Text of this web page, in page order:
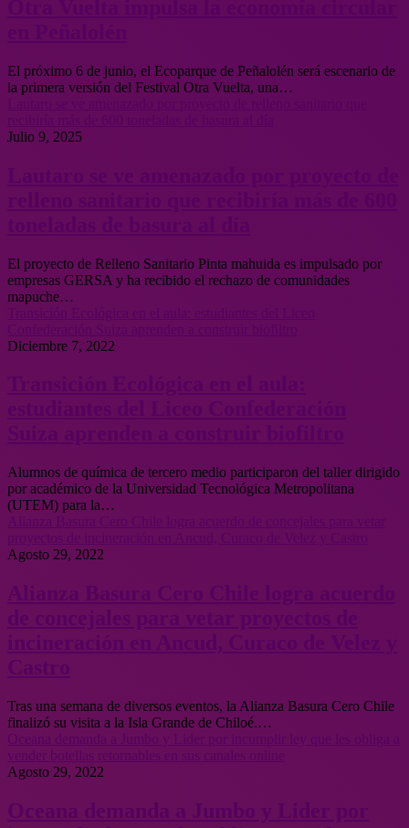
El próximo 6 de junio, el Ecoparque de Peñalolén será escenario de
la primera versión del Festival Otra Vuelta, una…
Julio 9, 2025
El proyecto de Relleno Sanitario Pinta mahuida es impulsado por
empresas GERSA y ha recibido el rechazo de comunidades
mapuche…
Diciembre 7, 2022
Alumnos de química de tercero medio participaron del taller dirigido
por académico de la Universidad Tecnológica Metropolitana
(UTEM) para la…
Agosto 29, 2022
Tras una semana de diversos eventos, la Alianza Basura Cero Chile
finalizó su visita a la Isla Grande de Chiloé.…
Agosto 29, 2022